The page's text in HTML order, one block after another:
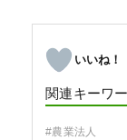
関連キーワ
#農業法人